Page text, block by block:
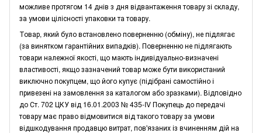
можливе протягом 14 днів з дня відвантаження товару зі складу,
за умови цілісності упаковки та товару.
Товар, який було встановлено поверненню (обміну), не підлягає
(за винятком гарантійних випадків). Поверненню не підлягають
товари належної якості, що мають індивідуально-визначені
властивості, якщо зазначений товар може бути використаний
виключно покупцем, що його купує (підібрані самостійно і
привезені на замовлення за каталогом або зразками). Відповідно
до Ст. 702 ЦКУ від 16.01.2003 № 435-IV Покупець до передачі
товару має право відмовитися від такого товару за умови
відшкодування продавцю витрат, пов'язаних із вчиненням дій на